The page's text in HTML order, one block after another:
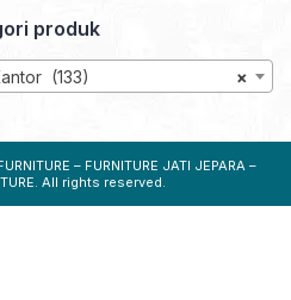
produk
×
(133)
– FURNITURE JATI JEPARA –
. All rights reserved.